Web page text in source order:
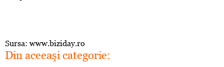
Sursa: www.biziday.ro
Din aceeaşi categorie: